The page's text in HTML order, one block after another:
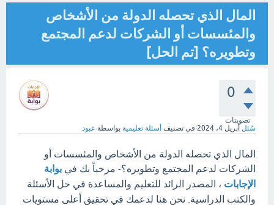
المال الذي تحصله الدولة من الأشخاص
والمئسسات أو الشركات لدعم المجتمع
وتطويره؟ [تم الحل]
0
تصويتات
سُئل أبريل 4، 2024 في تصنيف أسئلة تعليمية بواسطة عبود
المال الذي تحصله الدولة من الأشخاص والمئسسات أو
الشركات لدعم المجتمع وتطويره؟- مرحباً بك في بوابة
الإجابات ، المصدر الرائد للتعليم والمساعدة في حل الأسئلة
والكتب الدراسية. نحن هنا لدعمك في تحقيق أعلى مستويات